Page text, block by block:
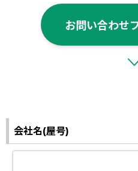
お問い合わせ
会社名(屋号)